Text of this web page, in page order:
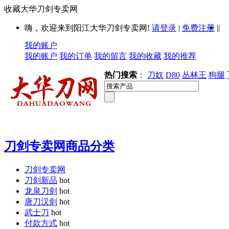
收藏大华刀剑专卖网
嗨，欢迎来到阳江大华刀剑专卖网! 请登录 | 免费注册 ||
我的账户
我的账户 我的订单 我的留言 我的收藏 我的推荐
热门搜索 ： 刀奴 D80 丛林王 狗腿
刀剑专卖网商品分类
刀剑专卖网
刀剑新品 hot
龙泉刀剑 hot
唐刀汉剑 hot
武士刀 hot
付款方式 hot